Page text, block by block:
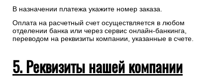
В назначении платежа укажите номер заказа.
Оплата на расчетный счет осуществляется в любом
отделении банка или через сервис онлайн-банкинга,
переводом на реквизиты компании, указанные в счете.
5. Реквизиты нашей компании